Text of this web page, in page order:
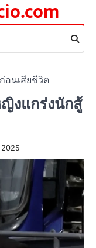
อนเสียชีวิต
ญิงแกร่งนักสู้